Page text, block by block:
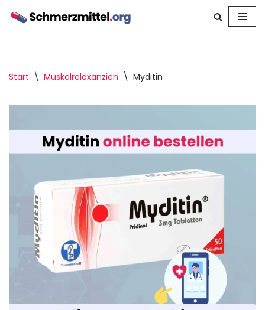
Start \ Muskelrelaxanzien \ Myditin